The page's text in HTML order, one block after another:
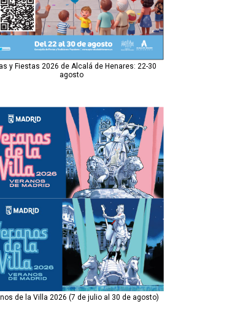
y Fiestas 2026 de Alcalá de Henares: 22-30
agosto
de la Villa 2026 (7 de julio al 30 de agosto)